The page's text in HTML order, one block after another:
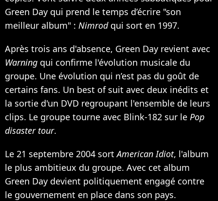
Green Day qui prend le temps d’écrire "son
meilleur album" : Nimrodqui sort en 1997.
Après trois ans d'absence, Green Day revient avec
Warning qui confirme l'évolution musicale du
groupe. Une évolution qui n’est pas du goût de
certains fans. Un best of suit avec deux inédits et
la sortie d'un DVD regroupant l'ensemble de leurs
clips. Le groupe tourne avec Blink-182 sur le Pop
disaster tour.
Le 21 septembre 2004 sortAmerican Idiot, l'album
le plus ambitieux du groupe. Avec cet album
Green Day devient politiquement engagé contre
le gouvernement en place dans son pays.